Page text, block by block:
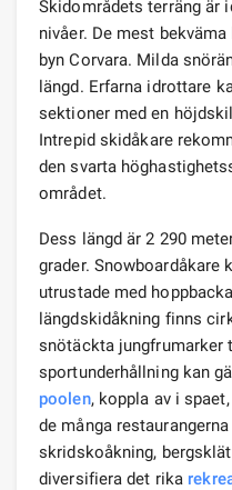
Skidområdets terräng är
nivåer. De mest
byn Corvara. Milda
längd. Erfarna idrottare
sektioner med en
Intrepid skidåkare
den svarta
området.
Dess längd är 2 290
grader. Snowboardåkare
utrustade med
längdskidåkning finns
snötäckta jungfrumarker
sportunderhållning kan
poolen, koppla av i
de många
skridskoåkning,
diversifiera det rika